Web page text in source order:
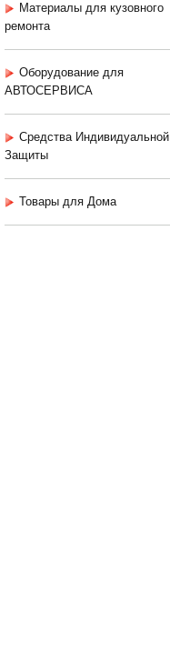
Материалы для кузовного
ремонта
Оборудование для
АВТОСЕРВИСА
Средства Индивидуальной
Защиты
Товары для Дома